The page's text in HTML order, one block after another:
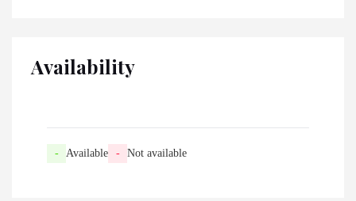
Availability
- Available - Not available